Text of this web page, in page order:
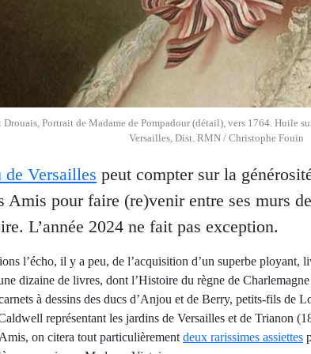
Drouais, Portrait de Madame de Pompadour (détail), vers 1764. Huile
Versailles, Dist. RMN / Christophe Fouin
de Versailles peut compter sur la
Amis pour faire (re)venir entre ses murs
L’année 2024 ne fait pas exception.
l’écho, il y a peu, de l’acquisition d’un superbe ployant,
dizaine de livres, dont l’Histoire du règne de
à dessins des ducs d’Anjou et de Berry, petits-fils de
représentant les jardins de Versailles et de Trianon
on citera tout particulièrementdeux rarissimes assiettes